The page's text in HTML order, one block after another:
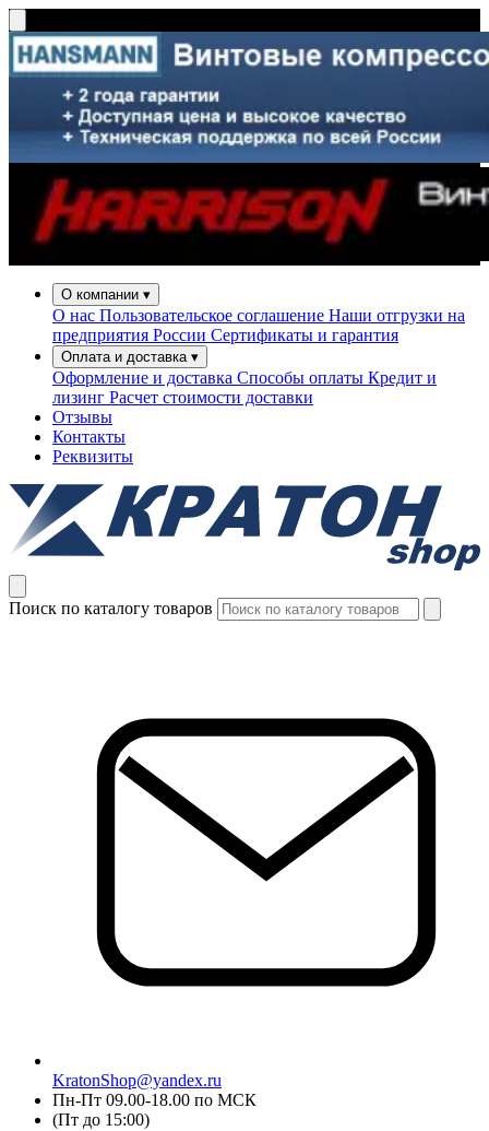
О компании ▾
О нас Пользовательское соглашение Наши отгрузки на
предприятия России Сертификаты и гарантия
Оплата и доставка ▾
Оформление и доставка Способы оплаты Кредит и
лизинг Расчет стоимости доставки
Отзывы
Контакты
Реквизиты
Поиск по каталогу товаров
KratonShop@yandex.ru
Пн-Пт 09.00-18.00 по МСК
(Пт до 15:00)